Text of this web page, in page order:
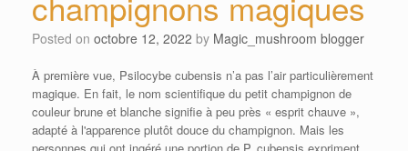
Posted on octobre 12, 2022 by Magic_mushroom blogger
À première vue, Psilocybe cubensis n’a pas l’air particulièrement
magique. En fait, le nom scientifique du petit champignon de
couleur brune et blanche signifie à peu près « esprit chauve »,
adapté à l'apparence plutôt douce du champignon. Mais les